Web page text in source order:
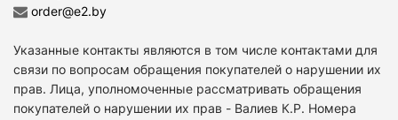
order@e2.by
Указанные контакты являются в том числе контактами для
связи по вопросам обращения покупателей о нарушении их
прав. Лица, уполномоченные рассматривать обращения
покупателей о нарушении их прав - Валиев К.Р. Номера